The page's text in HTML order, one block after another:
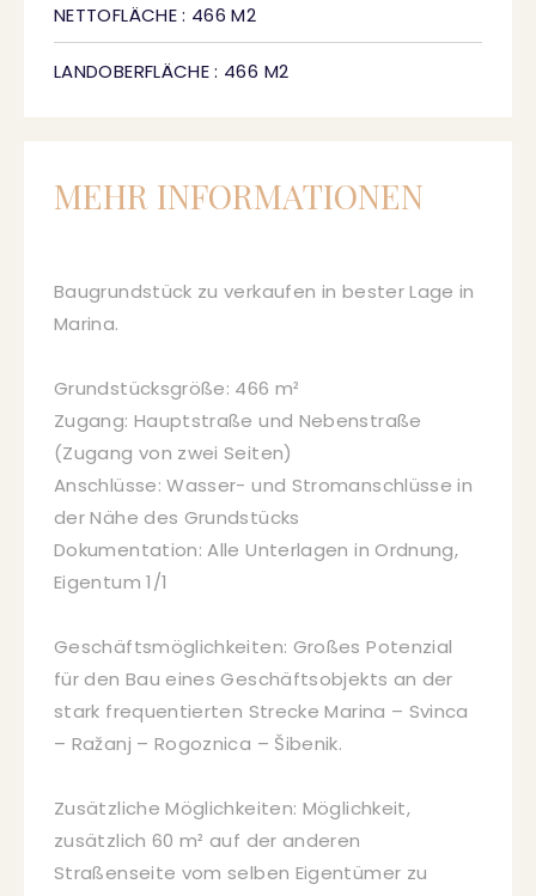
NETTOFLÄCHE : 466 M2
LANDOBERFLÄCHE : 466 M2
MEHR INFORMATIONEN
Baugrundstück zu verkaufen in bester Lage in
Marina.
Grundstücksgröße: 466 m²
Zugang: Hauptstraße und Nebenstraße
(Zugang von zwei Seiten)
Anschlüsse: Wasser- und Stromanschlüsse in
der Nähe des Grundstücks
Dokumentation: Alle Unterlagen in Ordnung,
Eigentum 1/1
Geschäftsmöglichkeiten: Großes Potenzial
für den Bau eines Geschäftsobjekts an der
stark frequentierten Strecke Marina – Svinca
– Ražanj – Rogoznica – Šibenik.
Zusätzliche Möglichkeiten: Möglichkeit,
zusätzlich 60 m² auf der anderen
Straßenseite vom selben Eigentümer zu